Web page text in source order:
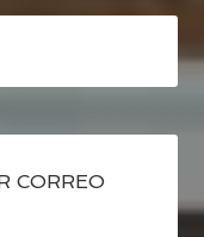
CORREO